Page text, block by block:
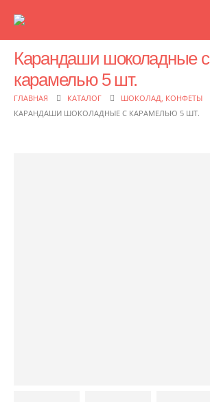
Карандаши шоколадные с
карамелью 5 шт.
ГЛАВНАЯ КАТАЛОГ
ШОКОЛАД, КОНФЕТЫ
КАРАНДАШИ ШОКОЛАДНЫЕ С КАРАМЕЛЬЮ 5 ШТ.